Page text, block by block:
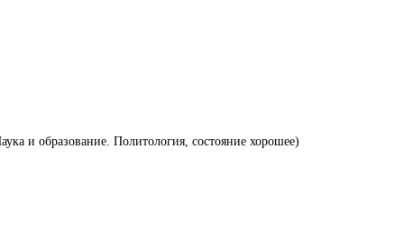
и образование. Политология, состояние хорошее)